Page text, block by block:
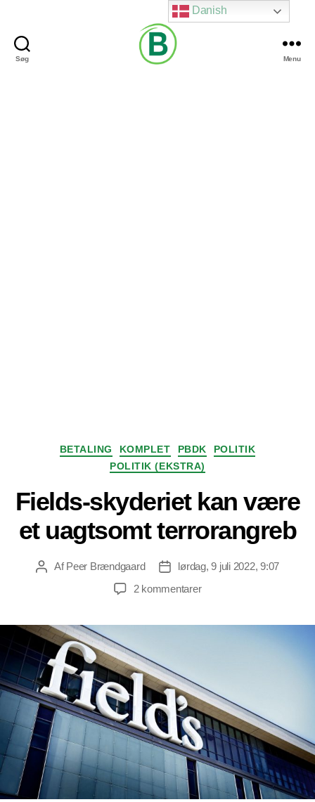
Søg Menu
Kategorier
BETALING KOMPLET PBDK
POLITIK
POLITIK (EKSTRA)
Fields-skyderiet kan være
et uagtsomt terrorangreb
Indlægsforfatter
AfPeer Brændgaard Indlægsdato
lørdag, 9 juli 2022, 9:07
2 kommentarertil
terrorangreb
Danish